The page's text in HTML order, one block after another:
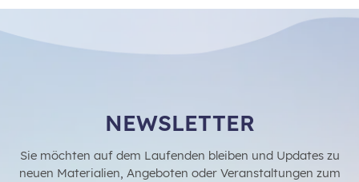
NEWSLETTER
Sie möchten auf dem Laufenden bleiben und Updates zu
neuen Materialien, Angeboten oder Veranstaltungen zum